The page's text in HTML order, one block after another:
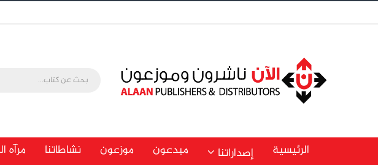
الرئيسية إصداراتنا مبدعون موزعون نشاطاتنا مرآه